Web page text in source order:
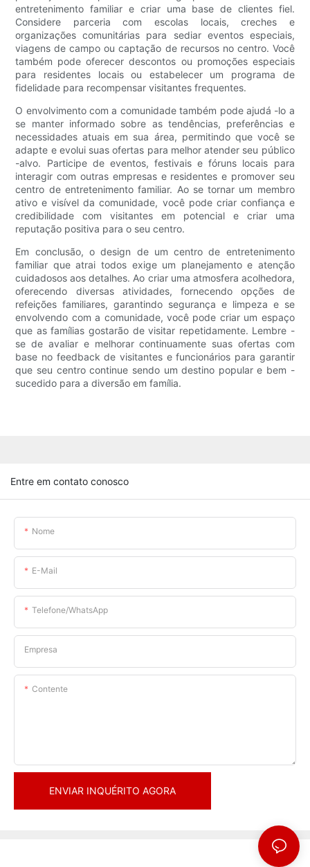
entretenimento familiar e criar uma base de clientes fiel.
Considere parceria com escolas locais, creches e
organizações comunitárias para sediar eventos especiais,
viagens de campo ou captação de recursos no centro. Você
também pode oferecer descontos ou promoções especiais
para residentes locais ou estabelecer um programa de
fidelidade para recompensar visitantes frequentes.
O envolvimento com a comunidade também pode ajudá -lo a
se manter informado sobre as tendências, preferências e
necessidades atuais em sua área, permitindo que você se
adapte e evolui suas ofertas para melhor atender seu público
-alvo. Participe de eventos, festivais e fóruns locais para
interagir com outras empresas e residentes e promover seu
centro de entretenimento familiar. Ao se tornar um membro
ativo e visível da comunidade, você pode criar confiança e
credibilidade com visitantes em potencial e criar uma
reputação positiva para o seu centro.
Em conclusão, o design de um centro de entretenimento
familiar que atrai todos exige um planejamento e atenção
cuidadosos aos detalhes. Ao criar uma atmosfera acolhedora,
oferecendo diversas atividades, fornecendo opções de
refeições familiares, garantindo segurança e limpeza e se
envolvendo com a comunidade, você pode criar um espaço
que as famílias gostarão de visitar repetidamente. Lembre -
se de avaliar e melhorar continuamente suas ofertas com
base no feedback de visitantes e funcionários para garantir
que seu centro continue sendo um destino popular e bem -
sucedido para a diversão em família.
Entre em contato conosco
Nome
E-Mail
Telefone/WhatsApp
Empresa
Contente
ENVIAR INQUÉRITO AGORA